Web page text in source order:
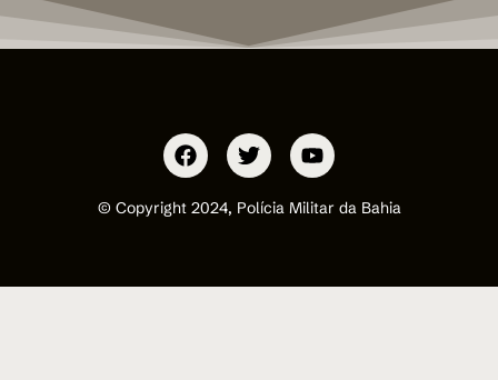
© Copyright 2024, Polícia Militar da Bahia